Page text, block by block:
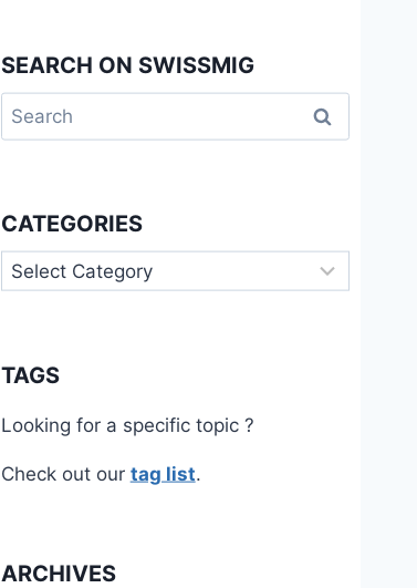
SEARCH ON SWISSMIG
Search
for:
CATEGORIES
Categories
TAGS
Looking for a specific topic ?
Check out our tag list.
ARCHIVES